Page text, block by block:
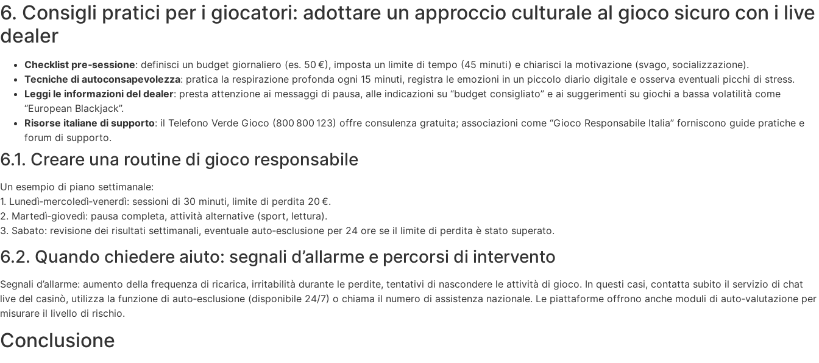
6. Consigli pratici per i giocatori: adottare un approccio culturale al gioco sicuro con i live
dealer
Checklist pre‑sessione: definisci un budget giornaliero (es. 50 €), imposta un limite di tempo (45 minuti) e chiarisci la motivazione (svago, socializzazione).
Tecniche di autoconsapevolezza: pratica la respirazione profonda ogni 15 minuti, registra le emozioni in un piccolo diario digitale e osserva eventuali picchi di stress.
Leggi le informazioni del dealer: presta attenzione ai messaggi di pausa, alle indicazioni su “budget consigliato” e ai suggerimenti su giochi a bassa volatilità come
“European Blackjack”.
Risorse italiane di supporto: il Telefono Verde Gioco (800 800 123) offre consulenza gratuita; associazioni come “Gioco Responsabile Italia” forniscono guide pratiche e
forum di supporto.
6.1. Creare una routine di gioco responsabile
Un esempio di piano settimanale:
1. Lunedì‑mercoledì‑venerdì: sessioni di 30 minuti, limite di perdita 20 €.
2. Martedì‑giovedì: pausa completa, attività alternative (sport, lettura).
3. Sabato: revisione dei risultati settimanali, eventuale auto‑esclusione per 24 ore se il limite di perdita è stato superato.
6.2. Quando chiedere aiuto: segnali d’allarme e percorsi di intervento
Segnali d’allarme: aumento della frequenza di ricarica, irritabilità durante le perdite, tentativi di nascondere le attività di gioco. In questi casi, contatta subito il servizio di chat
live del casinò, utilizza la funzione di auto‑esclusione (disponibile 24/7) o chiama il numero di assistenza nazionale. Le piattaforme offrono anche moduli di auto‑valutazione per
misurare il livello di rischio.
Conclusione